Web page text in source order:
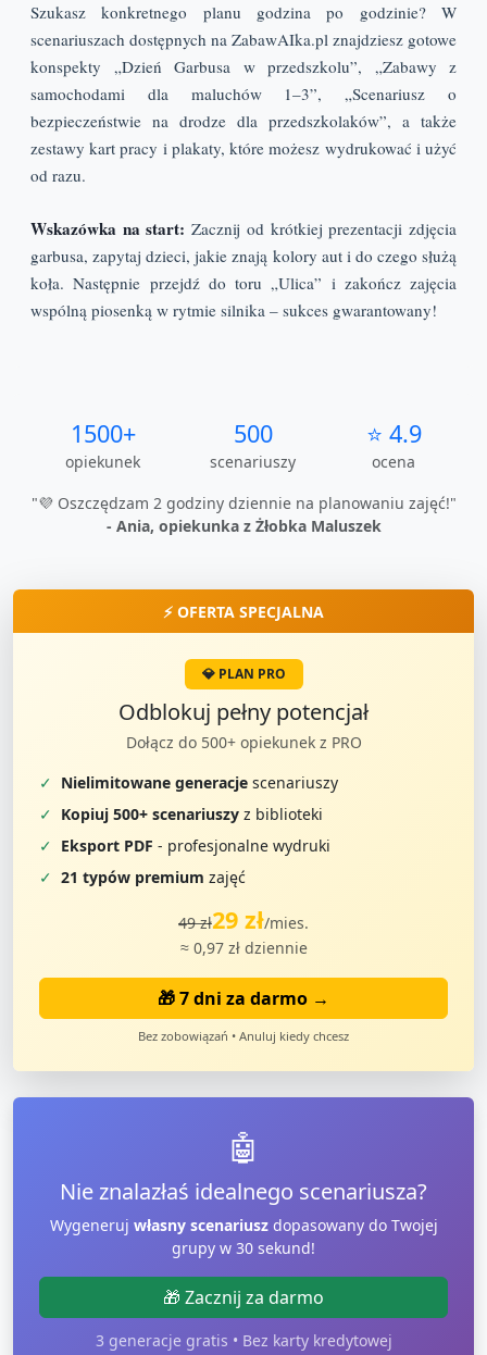
Szukasz konkretnego planu godzina po godzinie? W
scenariuszach dostępnych na ZabawAIka.pl znajdziesz gotowe
konspekty „Dzień Garbusa w przedszkolu”, „Zabawy z
samochodami dla maluchów 1–3”, „Scenariusz o
bezpieczeństwie na drodze dla przedszkolaków”, a także
zestawy kart pracy i plakaty, które możesz wydrukować i użyć
od razu.
Wskazówka na start: Zacznij od krótkiej prezentacji zdjęcia
garbusa, zapytaj dzieci, jakie znają kolory aut i do czego służą
koła. Następnie przejdź do toru „Ulica” i zakończ zajęcia
wspólną piosenką w rytmie silnika – sukces gwarantowany!
1500+
opiekunek
500
scenariuszy
⭐ 4.9
ocena
"💜 Oszczędzam 2 godziny dziennie na planowaniu zajęć!"
- Ania, opiekunka z Żłobka Maluszek
⚡ OFERTA SPECJALNA
💎 PLAN PRO
Odblokuj pełny potencjał
Dołącz do 500+ opiekunek z PRO
✓ Nielimitowane generacje scenariuszy
✓ Kopiuj 500+ scenariuszy z biblioteki
✓ Eksport PDF - profesjonalne wydruki
✓ 21 typów premium zajęć
49 zł29 zł/mies.
≈ 0,97 zł dziennie
🎁 7 dni za darmo →
Bez zobowiązań • Anuluj kiedy chcesz
🤖
Nie znalazłaś idealnego scenariusza?
Wygeneruj własny scenariuszdopasowany do Twojej
grupy w 30 sekund!
🎁 Zacznij za darmo
3 generacje gratis • Bez karty kredytowej